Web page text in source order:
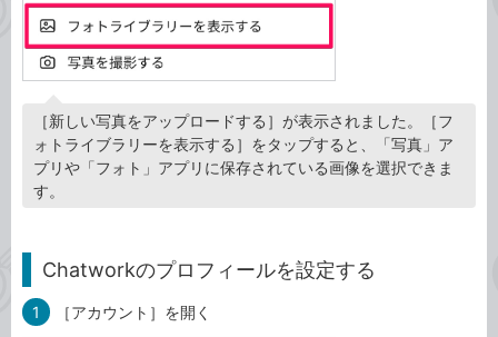
［新しい写真をアップロードする］が表示されました。［フ
ォトライブラリーを表示する］をタップすると、「写真」ア
プリや「フォト」アプリに保存されている画像を選択できま
す。
Chatworkのプロフィールを設定する
1 ［アカウント］を開く